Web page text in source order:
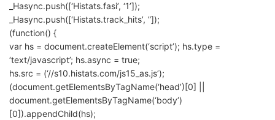
_Hasync.push([‘Histats.fasi’, ‘1’]);
_Hasync.push([‘Histats.track_hits’, ”]);
(function() {
var hs = document.createElement(‘script’); hs.type =
‘text/javascript’; hs.async = true;
hs.src = (‘//s10.histats.com/js15_as.js’);
(document.getElementsByTagName(‘head’)[0] ||
document.getElementsByTagName(‘body’)
[0]).appendChild(hs);